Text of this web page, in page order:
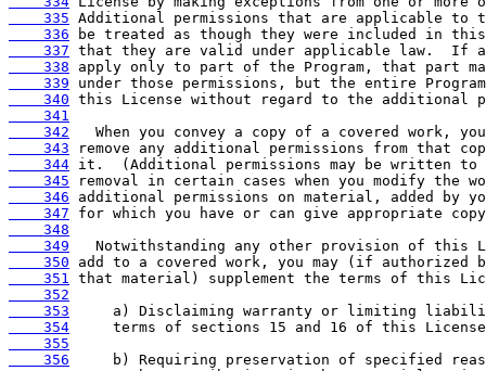
    335
    336
    337
    338
    339
    340
    341
    342
    343
    344
    345
    346
    347
    348
    349
    350
    351
    352
    353
    354
    355
    356